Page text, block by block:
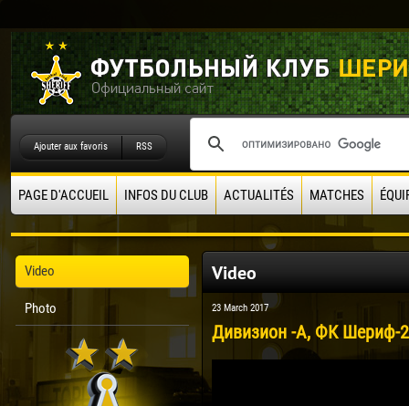
Ajouter aux favoris RSS
PAGE D'ACCUEIL INFOS DU CLUB ACTUALITÉS MATCHES
Video
Photo
Video
23 March 2017
Дивизион -А, ФК Шериф-